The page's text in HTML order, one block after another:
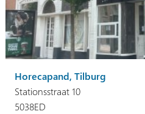
Horecapand, Tilburg
Stationsstraat 10
5038ED